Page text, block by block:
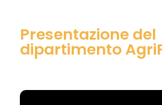
Presentazione del
dipartimento